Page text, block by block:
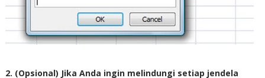
2. (Opsional) Jika Anda ingin melindungi setiap jendela